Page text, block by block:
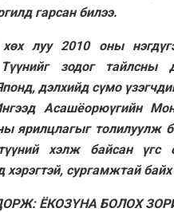
гарсан билээ.
хөх луу 2010 оны
зодог тайлсны
дэлхийд сүмо
Асашёорюүгийн
ярилцлагыг толилуулж
хэлж байсан үгс
хэрэгтэй, сургамжтай байх
ЁКОЗҮНА БОЛОХ